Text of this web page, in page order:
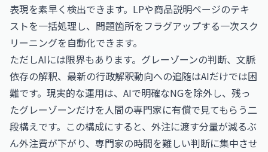
表現を素早く検出できます。LPや商品説明ページのテキ
ストを一括処理し、問題箇所をフラグアップする一次スク
リーニングを自動化できます。
ただしAIには限界もあります。グレーゾーンの判断、文脈
依存の解釈、最新の行政解釈動向への追随はAIだけでは困
難です。現実的な運用は、AIで明確なNGを除外し、残っ
たグレーゾーンだけを人間の専門家に有償で見てもらう二
段構えです。この構成にすると、外注に渡す分量が減るぶ
ん外注費が下がり、専門家の時間を難しい判断に集中させ